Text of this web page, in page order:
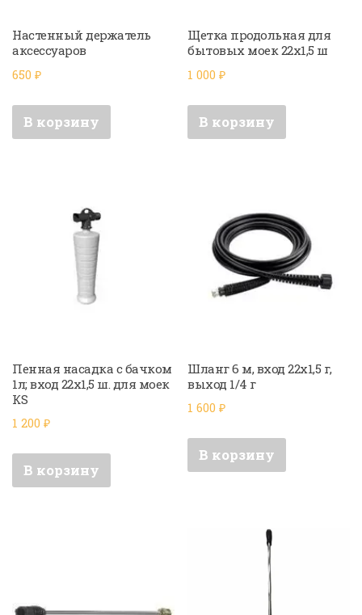
Настенный держатель
аксессуаров
650 ₽
В корзину
Щетка продольная для
бытовых моек 22х1,5 ш
1 000₽
В корзину
Пенная насадка с бачком
1л; вход 22х1,5 ш. для моек
КS
1 200 ₽
В корзину
Шланг 6 м, вход 22х1,5 г,
выход 1/4 г
1 600₽
В корзину